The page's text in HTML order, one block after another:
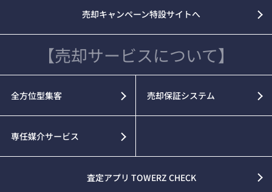
売却キャンペーン特設サイトへ
【売却サービスについて】
全方位型集客 売却保証システム
専任媒介サービス
査定アプリ TOWERZ CHECK